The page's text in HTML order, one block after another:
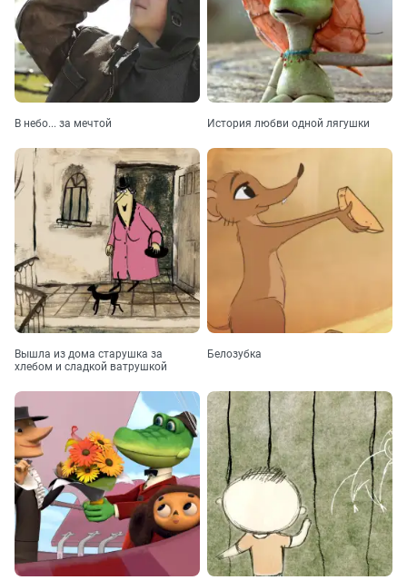
В небо... за мечтой История любви одной лягушки
Вышла из дома старушка за
хлебом и сладкой ватрушкой
Белозубка